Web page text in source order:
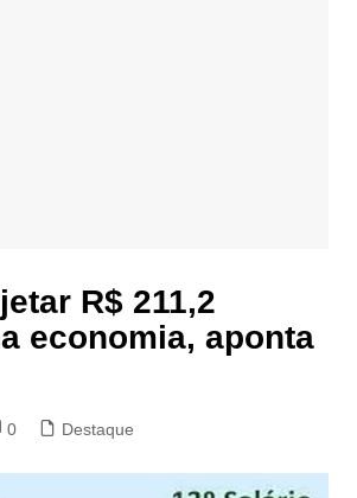
R$ 211,2
economia, aponta
0 Destaque